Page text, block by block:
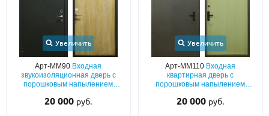
Увеличить
Арт-ММ90 Входная
звукоизоляционная дверь с
порошковым напылением
квартиры
20 000 руб.
Увеличить
Арт-ММ110 Входная
квартирная дверь с
порошковым напылением
теплоизоляцией
20 000 руб.